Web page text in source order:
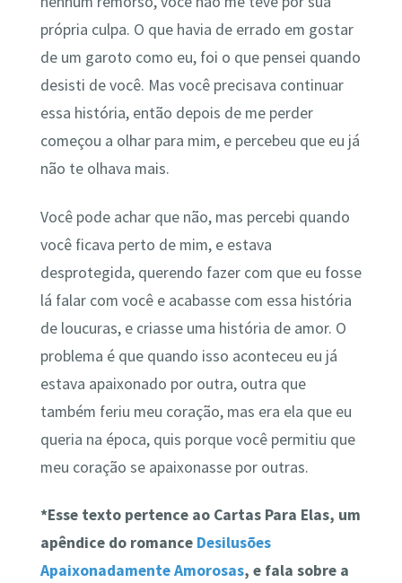
própria culpa. O que havia de errado em gostar
de um garoto como eu, foi o que pensei quando
desisti de você. Mas você precisava continuar
essa história, então depois de me perder
começou a olhar para mim, e percebeu que eu já
não te olhava mais.
Você pode achar que não, mas percebi quando
você ficava perto de mim, e estava
desprotegida, querendo fazer com que eu fosse
lá falar com você e acabasse com essa história
de loucuras, e criasse uma história de amor. O
problema é que quando isso aconteceu eu já
estava apaixonado por outra, outra que
também feriu meu coração, mas era ela que eu
queria na época, quis porque você permitiu que
meu coração se apaixonasse por outras.
*Esse texto pertence ao Cartas Para Elas, um
apêndice do romance Desilusões
Apaixonadamente Amorosas, e fala sobre a